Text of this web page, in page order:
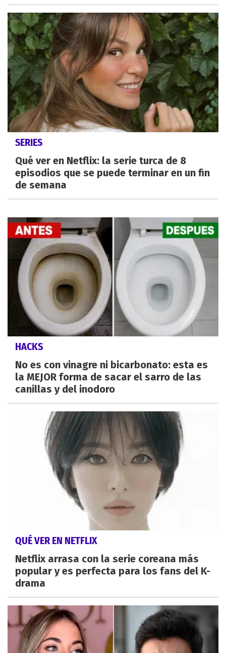
SERIES
Qué ver en Netflix: la serie turca de 8
episodios que se puede terminar en un fin
de semana
HACKS
No es con vinagre ni bicarbonato: esta es
la MEJOR forma de sacar el sarro de las
canillas y del inodoro
QUÉ VER EN NETFLIX
Netflix arrasa con la serie coreana más
popular y es perfecta para los fans del K-
drama